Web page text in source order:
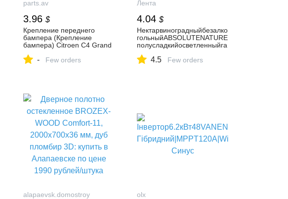
parts.av
3.96 $
Крепление переднего
бампера (Крепление
бампера) Citroen C4 Grand
купить автозапчасти,
- Few orders
Лента
4.04 $
Нектарвиноградныйбезалко
гольныйABSOLUTENATURE
полусладкийосветленныйга
4.5 Few orders
alapaevsk.domostroy olx